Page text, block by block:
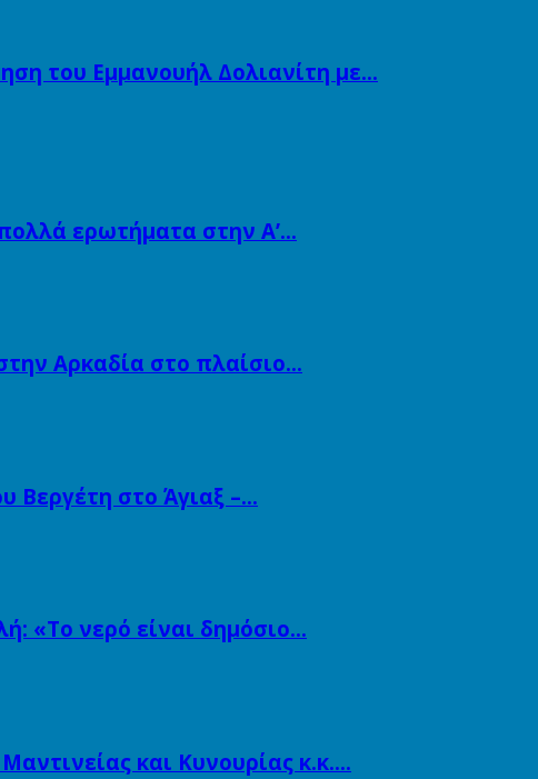
του Εμμανουήλ Δολιανίτη με…
πολλά ερωτήματα στην Α’…
Αρκαδία στο πλαίσιο…
Βεργέτη στο Άγιαξ –…
«Το νερό είναι δημόσιο…
και Κυνουρίας κ.κ….